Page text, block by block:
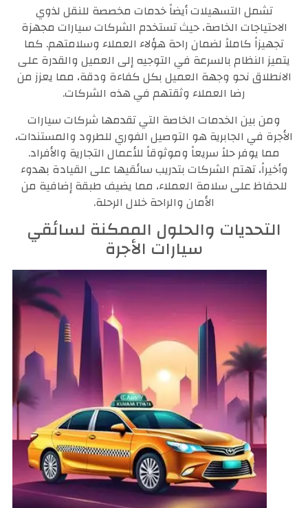
تشمل التسهيلات أيضاً خدمات مخصصة للنقل لذوي
الاحتياجات الخاصة، حيث تستخدم الشركات سيارات مجهزة
تجهيزاً كاملاً لضمان راحة هؤلاء العملاء وسلامتهم. كما
يتميز النظام بالسرعة في التوجيه إلى العميل والقدرة على
الانطلاق نحو وجهة العميل بكل كفاءة ودقة، مما يعزز من
رضا العملاء وثقتهم في هذه الشركات.
ومن بين الخدمات الخاصة التي تقدمها شركات سيارات
الأجرة في الجابرية هو التوصيل الفوري للطرود والمستندات،
مما يوفر حلاً سريعاً وموثوقاً للأعمال التجارية والأفراد.
وأخيراً، تهتم الشركات بتدريب سائقيها على القيادة بهدوء
للحفاظ على سلامة العملاء، مما يضيف طبقة إضافية من
الأمان والراحة خلال الرحلة.
التحديات والحلول الممكنة لسائقي
سيارات الأجرة